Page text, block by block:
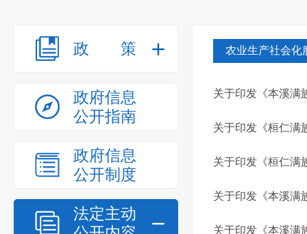
政策
政府信息
公开指南
政府信息
公开制度
法定主动
农业生产社会化
关于印发《本溪满
关于印发《桓仁满
关于印发《桓仁满
关于印发《本溪满
关于印发《本溪满